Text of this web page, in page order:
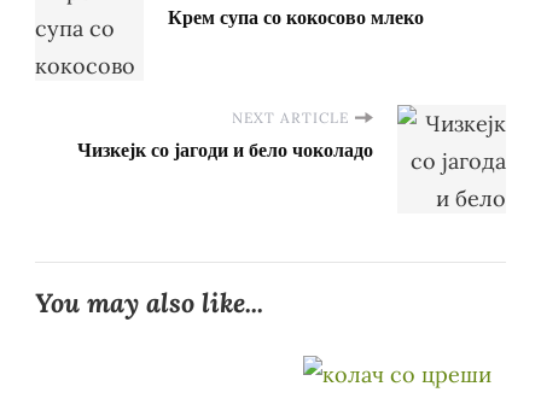
Крем супа со кокосово млеко
NEXT ARTICLE
Чизкејк со јагоди и бело чоколадо
You may also like...